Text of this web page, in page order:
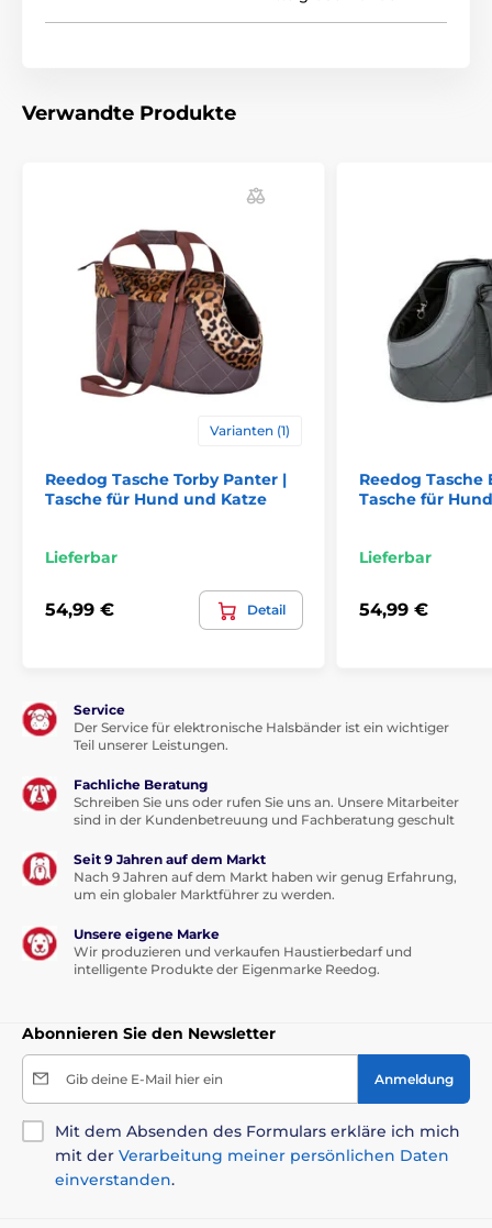
Bei der Wahl der richtigen Größe hilft Ihnen die
folgende Tabelle. (*Unsere Reedog Hundetaschen
Robustes Material:Strapazierfähiges Cordura
widersteht Krallen und Schmutz.
Maximaler Komfort:
Weiche Polsterung für den
Einfache Pflege:
Abwaschbare Oberfläche und
Möglichkeit zur Handwäsche.
Stilvolles Design:Modernes und auffälliges
Blumenmuster.
Nachteile
Keine
Lieferumfang
Technische Spezifikationen können ohne
ausdrückliche Vorankündigung geändert werden.
Für mittelgroße Hunde Reisen
Taschen
Verwandte Produkte
Varianten (1)
Reedog Tasche Torby Panter |
Tasche für Hund und Katze
Lieferbar
54,99 € Detail
Reedog Tasche
Tasche für
Lieferbar
54,99 €
Service
Der Service für elektronische Halsbänder ist ein wichtiger
Teil unserer Leistungen.
Fachliche Beratung
Schreiben Sie uns oder rufen Sie uns an. Unsere Mitarbeiter
sind in der Kundenbetreuung und Fachberatung geschult
Seit 9 Jahren auf dem Markt
Nach 9 Jahren auf dem Markt haben wir genug Erfahrung,
um ein globaler Marktführer zu werden.
Unsere eigene Marke
Wir produzieren und verkaufen Haustierbedarf und
intelligente Produkte der Eigenmarke Reedog.
Abonnieren Sie den Newsletter
Gib deine E-Mail hier ein Anmeldung
Mit dem Absenden des Formulars erkläre ich mich
mit der Verarbeitung meiner persönlichen Daten
einverstanden.